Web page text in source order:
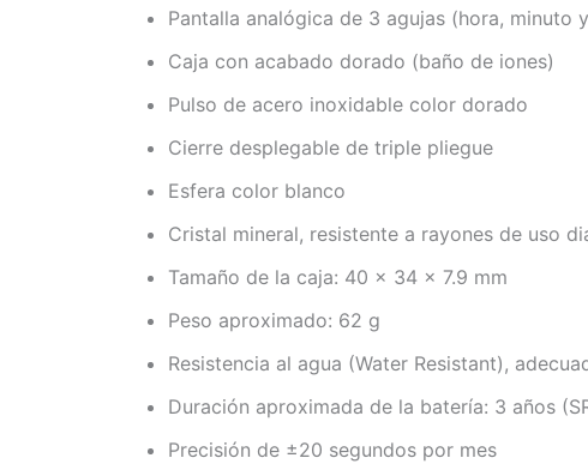
Pantalla analógica de 3 agujas (hora, minuto
Caja con acabado dorado (baño de iones)
Pulso de acero inoxidable color dorado
Cierre desplegable de triple pliegue
Esfera color blanco
Cristal mineral, resistente a rayones de uso
Tamaño de la caja: 40 × 34 × 7.9 mm
Peso aproximado: 62 g
Resistencia al agua (Water Resistant),
Duración aproximada de la batería: 3 años
Precisión de ±20 segundos por mes